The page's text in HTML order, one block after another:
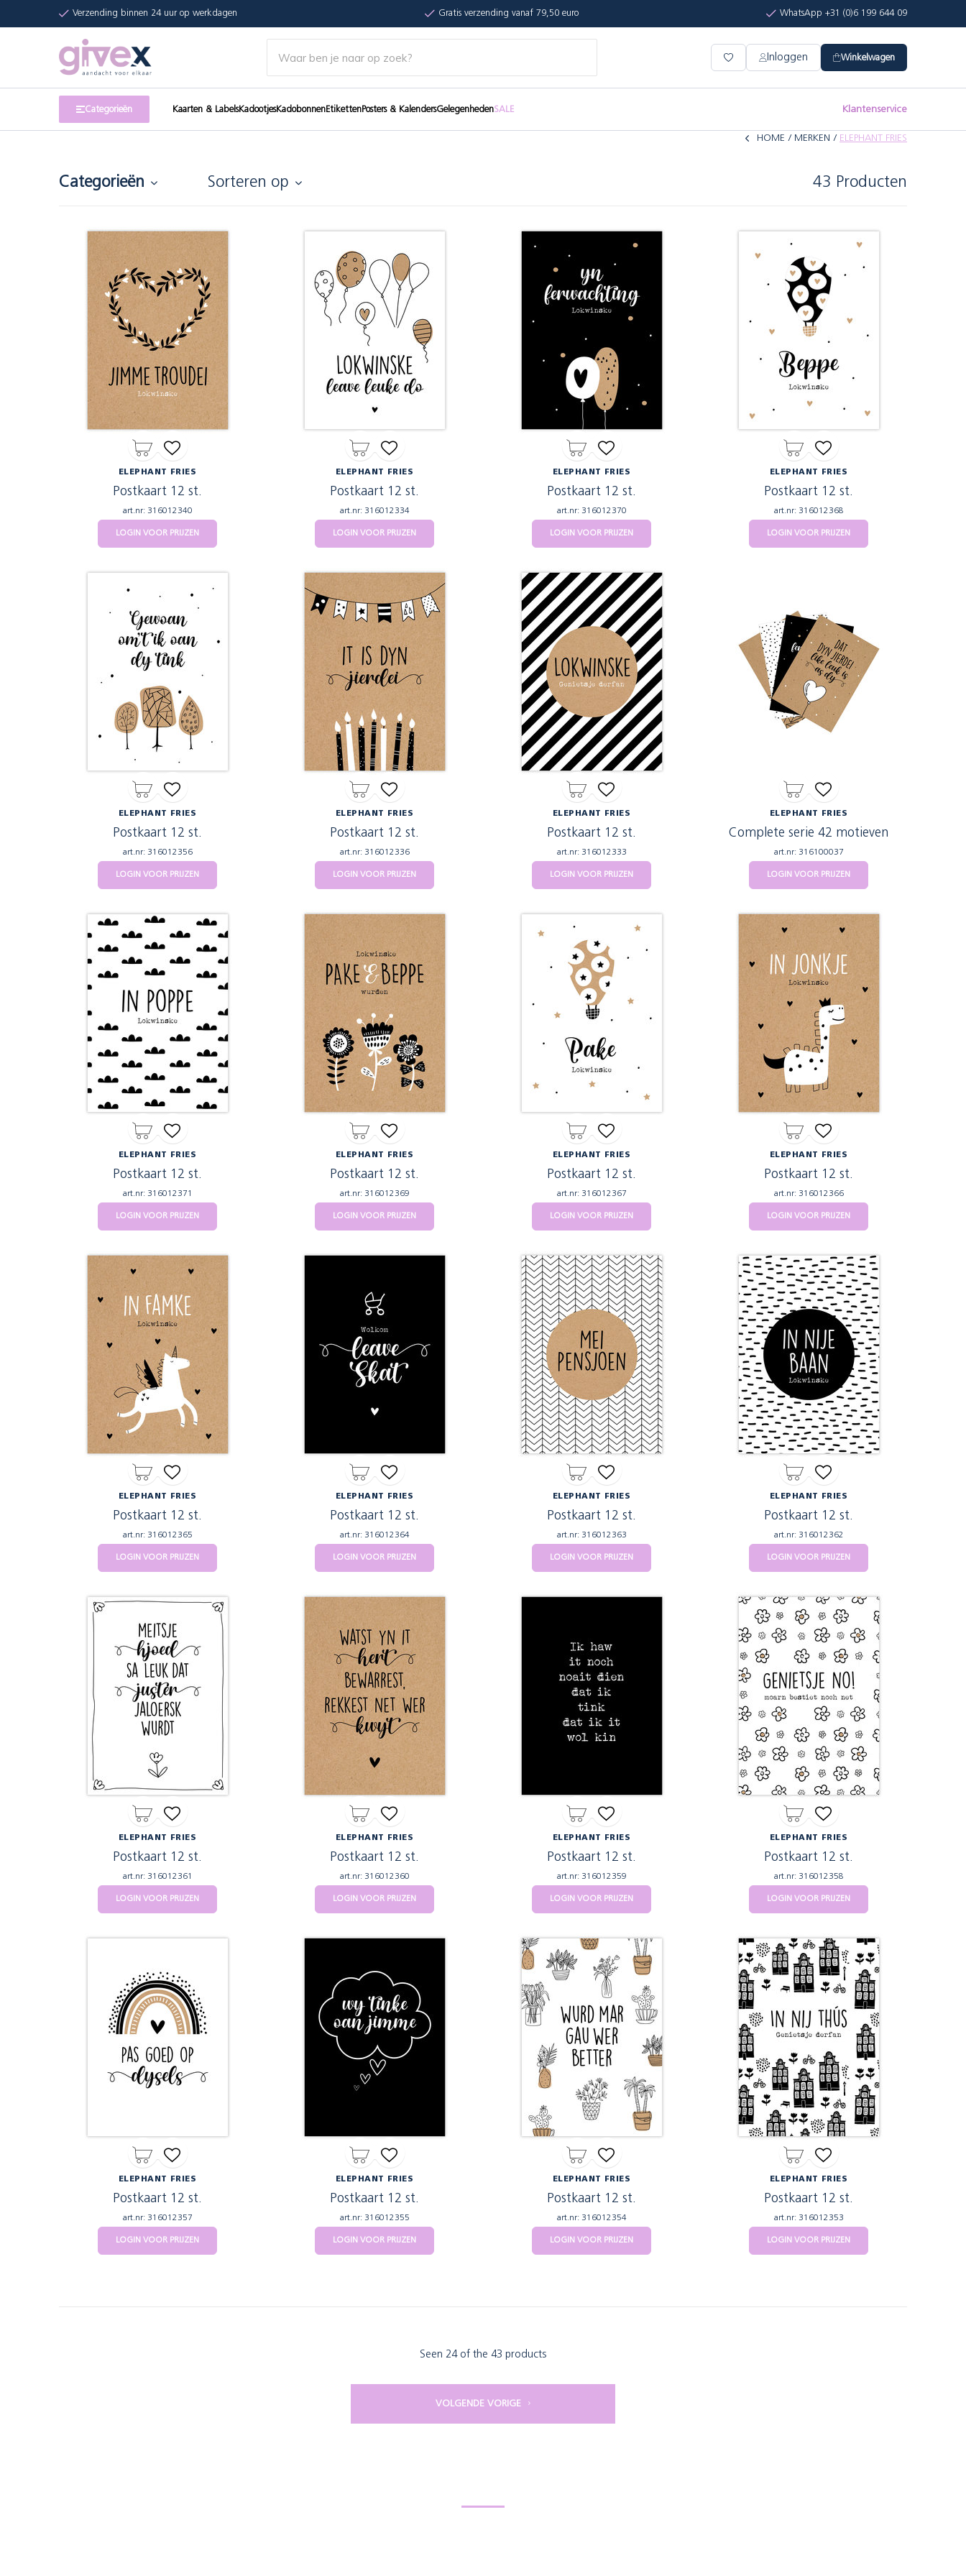
Verzending binnen 24 uur op werkdagen Gratis verzending vanaf 79,50 euro WhatsApp +31 (0)6 199 644 09
Inloggen Winkelwagen
Categorieën Kaarten & LabelsKadootjesKadobonnenEtikettenPosters & KalendersGelegenhedenSALE Klantenservice
HOME MERKEN ELEPHANT FRIES
Categorieën Sorteren op 43 Producten
ELEPHANT FRIES
Postkaart 12 st.
art.nr: 316012340
LOGIN VOOR PRIJZEN
ELEPHANT FRIES
Postkaart 12 st.
art.nr: 316012334
LOGIN VOOR PRIJZEN
ELEPHANT FRIES
Postkaart 12 st.
art.nr: 316012370
LOGIN VOOR PRIJZEN
ELEPHANT FRIES
Postkaart 12 st.
art.nr: 316012368
LOGIN VOOR PRIJZEN
ELEPHANT FRIES
Postkaart 12 st.
art.nr: 316012356
LOGIN VOOR PRIJZEN
ELEPHANT FRIES
Postkaart 12 st.
art.nr: 316012336
LOGIN VOOR PRIJZEN
ELEPHANT FRIES
Postkaart 12 st.
art.nr: 316012333
LOGIN VOOR PRIJZEN
ELEPHANT FRIES
Complete serie 42 motieven
art.nr: 316100037
LOGIN VOOR PRIJZEN
ELEPHANT FRIES
Postkaart 12 st.
art.nr: 316012371
LOGIN VOOR PRIJZEN
ELEPHANT FRIES
Postkaart 12 st.
art.nr: 316012369
LOGIN VOOR PRIJZEN
ELEPHANT FRIES
Postkaart 12 st.
art.nr: 316012367
LOGIN VOOR PRIJZEN
ELEPHANT FRIES
Postkaart 12 st.
art.nr: 316012366
LOGIN VOOR PRIJZEN
ELEPHANT FRIES
Postkaart 12 st.
art.nr: 316012365
LOGIN VOOR PRIJZEN
ELEPHANT FRIES
Postkaart 12 st.
art.nr: 316012364
LOGIN VOOR PRIJZEN
ELEPHANT FRIES
Postkaart 12 st.
art.nr: 316012363
LOGIN VOOR PRIJZEN
ELEPHANT FRIES
Postkaart 12 st.
art.nr: 316012362
LOGIN VOOR PRIJZEN
ELEPHANT FRIES
Postkaart 12 st.
art.nr: 316012361
LOGIN VOOR PRIJZEN
ELEPHANT FRIES
Postkaart 12 st.
art.nr: 316012360
LOGIN VOOR PRIJZEN
ELEPHANT FRIES
Postkaart 12 st.
art.nr: 316012359
LOGIN VOOR PRIJZEN
ELEPHANT FRIES
Postkaart 12 st.
art.nr: 316012358
LOGIN VOOR PRIJZEN
ELEPHANT FRIES
Postkaart 12 st.
art.nr: 316012357
LOGIN VOOR PRIJZEN
ELEPHANT FRIES
Postkaart 12 st.
art.nr: 316012355
LOGIN VOOR PRIJZEN
ELEPHANT FRIES
Postkaart 12 st.
art.nr: 316012354
LOGIN VOOR PRIJZEN
ELEPHANT FRIES
Postkaart 12 st.
art.nr: 316012353
LOGIN VOOR PRIJZEN
Seen 24 of the 43 products
VOLGENDE VORIGE